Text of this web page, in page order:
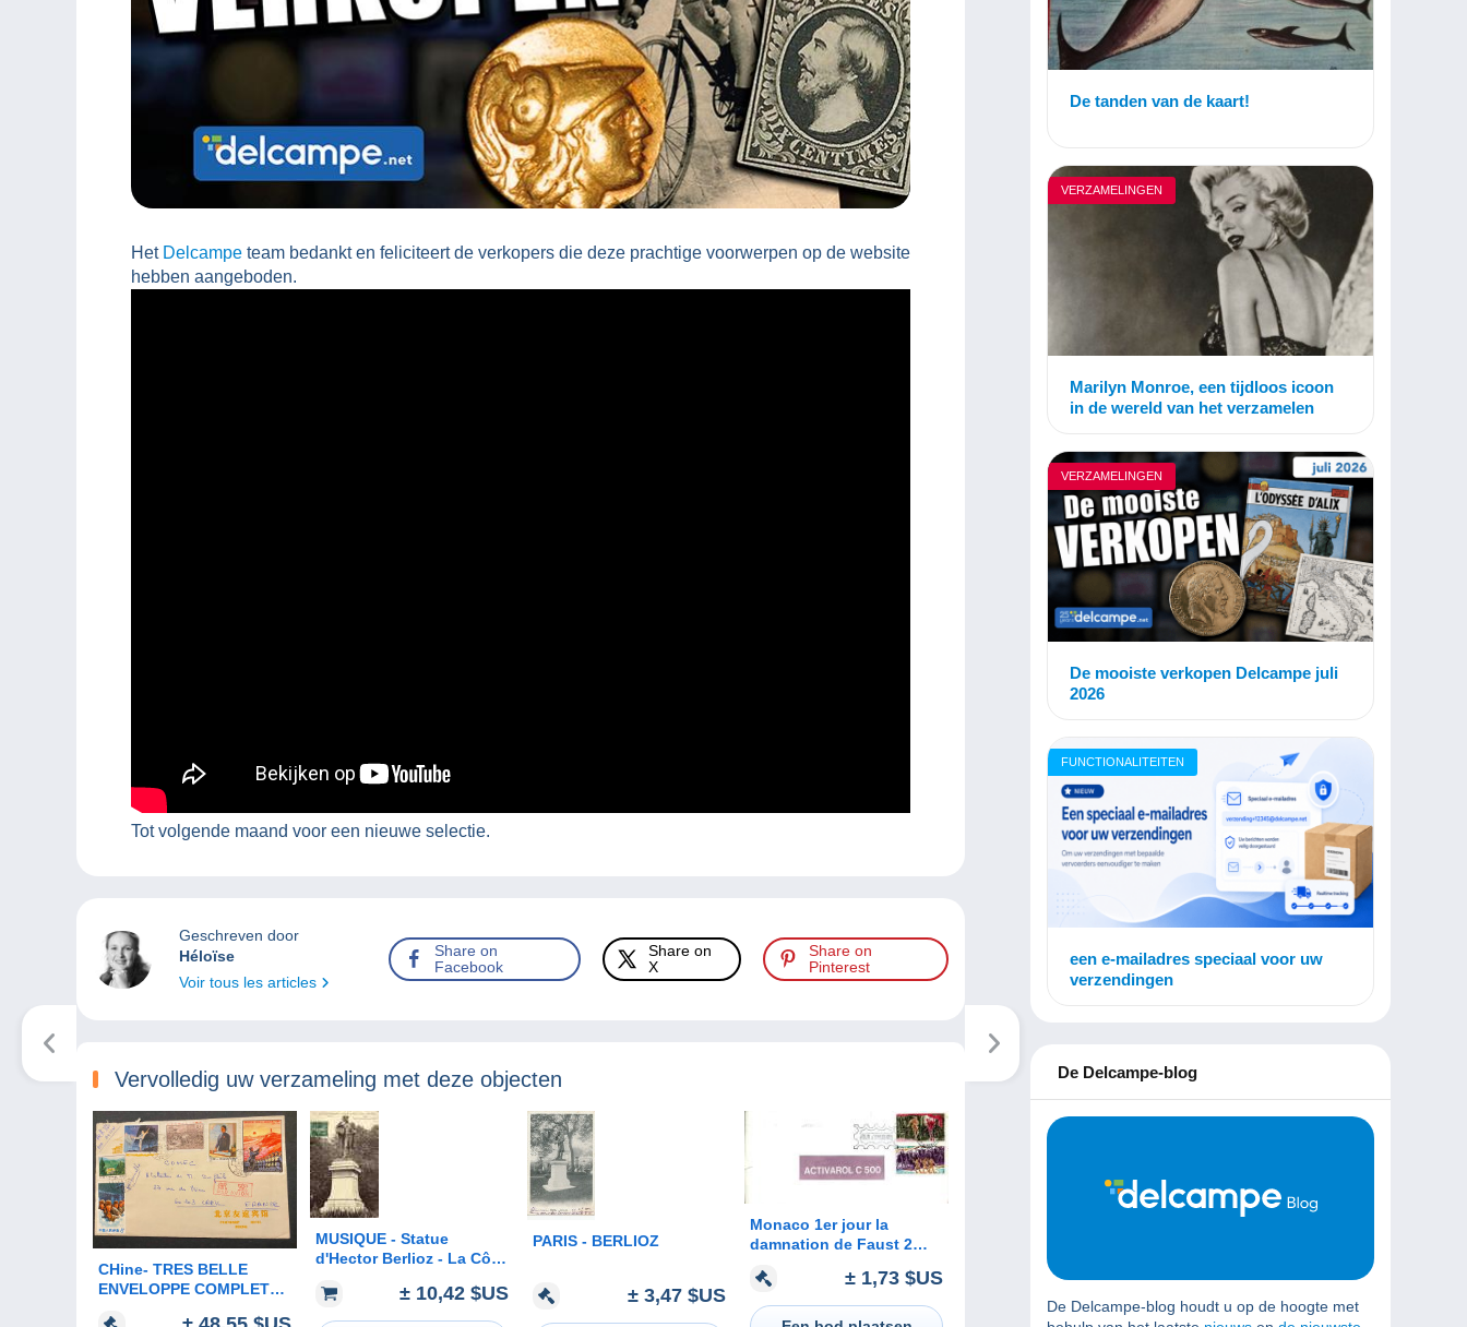
Het Delcampe team bedankt en feliciteert de verkopers die deze prachtige voorwerpen op de website
hebben aangeboden.
Tot volgende maand voor een nieuwe selectie.
Geschreven door
Héloïse
Voir tous les articles
Share on
Facebook
Share on
X
Share on
Pinterest
Vervolledig uw verzameling met deze objecten
CHine- TRES BELLE
ENVELOPPE COMPLETE-
MUSIQUE - Statue
d'Hector Berlioz - La Côte
± 10,42 $US
PARIS - BERLIOZ
± 3,47 $US
Monaco 1er jour la
damnation de Faust 2
enveloppe avec publicité
pharmaceutique
± 1,73 $US
De tanden van de kaart!
VERZAMELINGEN
Marilyn Monroe, een tijdloos icoon
in de wereld van het verzamelen
VERZAMELINGEN
De mooiste verkopen Delcampe juli
2026
FUNCTIONALITEITEN
een e-mailadres speciaal voor uw
verzendingen
De Delcampe-blog
De Delcampe-blog houdt u op de hoogte met